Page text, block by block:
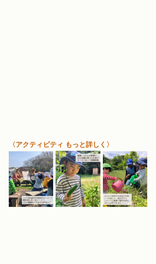
〈アクティビティ もっと詳しく〉